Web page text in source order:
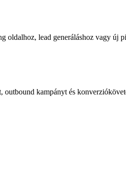
oldalhoz, lead generáláshoz vagy új
kampányt és